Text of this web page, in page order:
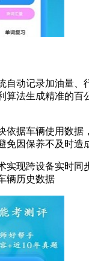
自动记录加油量、
算法生成精准的百
依据车辆使用数据
免因保养不及时造
实现跨设备实时同
辆历史数据